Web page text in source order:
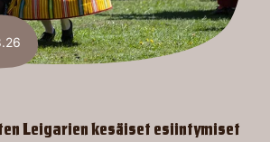
Leigarien kesäiset esiintymiset